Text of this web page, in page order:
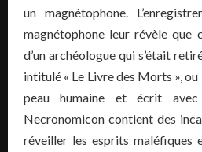
un magnétophone.
magnétophone leur révèle que
d’un archéologue qui s’était
intitulé « Le Livre des Morts »,
peau humaine et écrit
Necronomicon contient des
réveiller les esprits maléfiques